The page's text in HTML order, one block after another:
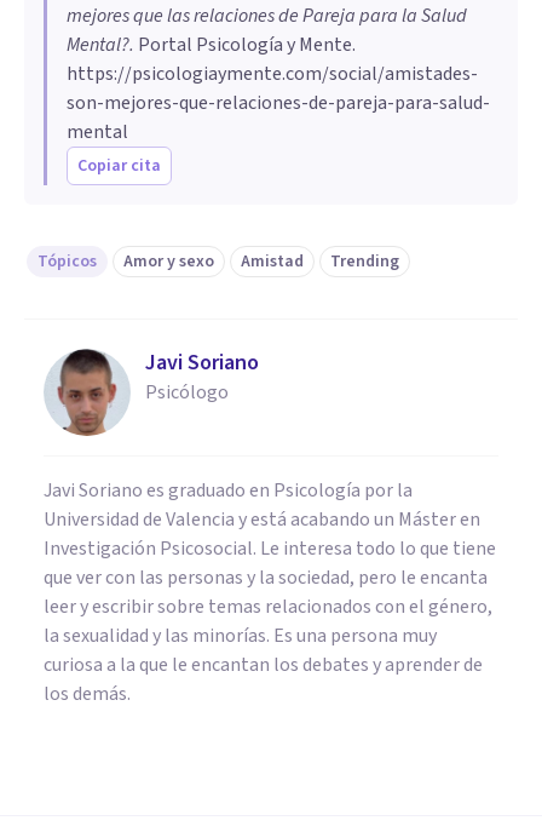
mejores que las relaciones de Pareja para la Salud
Mental?. Portal Psicología y Mente.
https://psicologiaymente.com/social/amistades-
son-mejores-que-relaciones-de-pareja-para-salud-
mental
Copiar cita
Tópicos Amor y sexo Amistad Trending
Javi Soriano
Psicólogo
Javi Soriano es graduado en Psicología por la
Universidad de Valencia y está acabando un Máster en
Investigación Psicosocial. Le interesa todo lo que tiene
que ver con las personas y la sociedad, pero le encanta
leer y escribir sobre temas relacionados con el género,
la sexualidad y las minorías. Es una persona muy
curiosa a la que le encantan los debates y aprender de
los demás.